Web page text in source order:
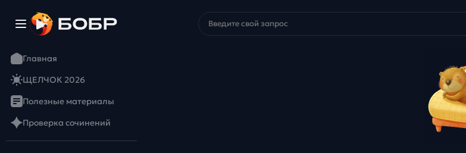
Главная
ЩЕЛЧОК 2026
Полезные материалы
Проверка сочинений